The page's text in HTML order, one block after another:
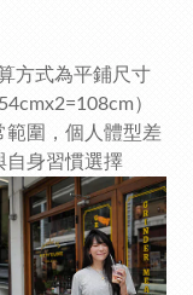
方式為平鋪尺寸
）
範圍，個人體型差
自身習慣選擇